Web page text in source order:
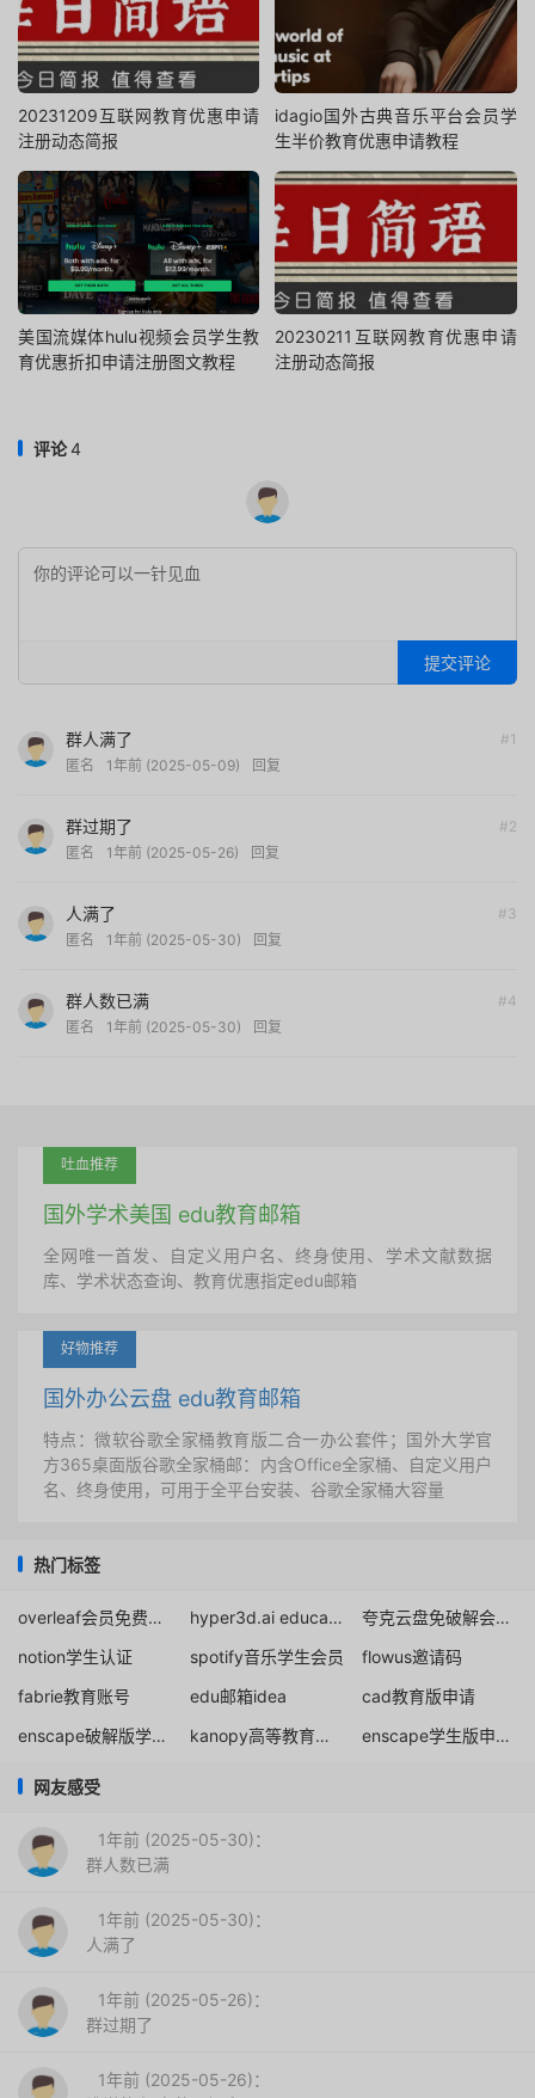
20231209互联网教育优惠申请
注册动态简报
idagio国外古典音乐平台会员学
生半价教育优惠申请教程
美国流媒体hulu视频会员学生教
育优惠折扣申请注册图文教程
20230211互联网教育优惠申请
注册动态简报
评论4
提交评论
#1
群人满了
匿名 1年前 (2025-05-09) 回复
#2
群过期了
匿名 1年前 (2025-05-26) 回复
#3
人满了
匿名 1年前 (2025-05-30) 回复
#4
群人数已满
匿名 1年前 (2025-05-30) 回复
吐血推荐
国外学术美国 edu教育邮箱
全网唯一首发、自定义用户名、终身使用、学术文献数据
库、学术状态查询、教育优惠指定edu邮箱
好物推荐
国外办公云盘 edu教育邮箱
特点：微软谷歌全家桶教育版二合一办公套件；国外大学官
方365桌面版谷歌全家桶邮：内含Office全家桶、自定义用户
名、终身使用，可用于全平台安装、谷歌全家桶大容量
热门标签
overleaf会员免费申请 hyper3d.ai education
夸克云盘免破解会员教育优惠
notion学生认证
spotify音乐学生会员
flowus邀请码
fabrie教育账号
edu邮箱idea
cad教育版申请
enscape破解版学生免费下载
kanopy高等教育公共图书馆学生账号免费申请注册 enscape学生版申请指南
网友感受
1年前 (2025-05-30)：
群人数已满
1年前 (2025-05-30)：
人满了
1年前 (2025-05-26)：
群过期了
1年前 (2025-05-26)：